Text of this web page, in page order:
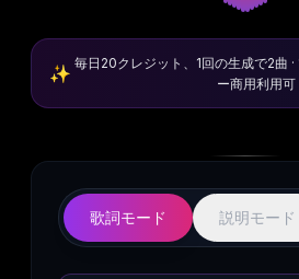
✨ 毎日20クレジット、1回の生成で2曲
ー商用利用可
歌詞モード 説明モード